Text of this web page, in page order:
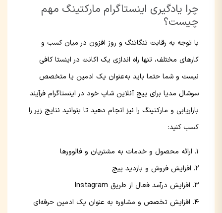
چرا یادگیری اینستاگرام مارکتینگ مهم
چیست؟
با توجه به رقابت تنگاتنگ و روز افزون در میان کسب و
کارهای مختلف، تنها راه اندازی یک اکانت در اینستا کافی
نیست و شما حتما باید به‌عنوان یک ادمین یا متخصص
سوشال مدیا برای پیج آنلاین شاپ خود در اینستاگرام فرآیند
بازاریابی و مارکتینگ را نیز انجام دهید تا بتوانید نتایج زیر را
کسب کنید:
ارائه محصول و خدمات به مشتریان و فالوورها
افزایش فروش و بازدید پیج
افزایش درآمد فعال از طریق Instagram
افزایش تخصص و مشاوره به عنوان یک ادمین حرفه‌ای